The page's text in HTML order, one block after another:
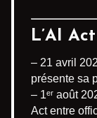
L’AI
– 21 avril
présente sa
– 1ᵉʳ août
Act entre